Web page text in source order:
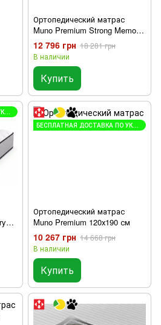
Ортопедический матрас
Muno Premium Strong Memory
120х190 см
12 796 грн 18 281 грн
В наличии
Купить
БЕСПЛАТНАЯ ДОСТАВКА ПО УКРАИНЕ
БЕСПЛАТНАЯ ДОСТАВКА ПО УКРАИНЕ
Ортопедический матрас
Muno Premium 120х190 см
10 267 грн 14 668 грн
В наличии
Купить